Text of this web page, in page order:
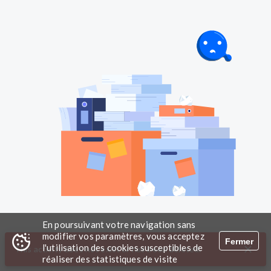
En poursuivant votre navigation sans
modifier vos paramètres, vous acceptez
l'utilisation des cookies susceptibles de
réaliser des statistiques de visite
Fermer
This activity does not exist or has been deleted.